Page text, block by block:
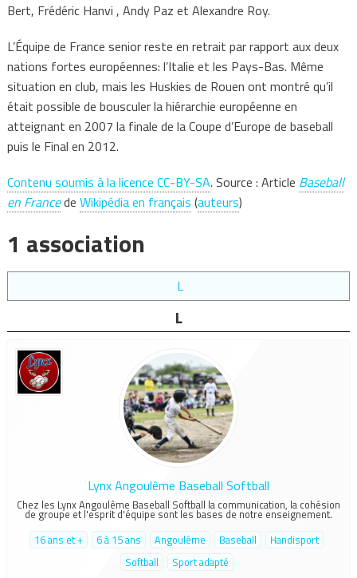
Bert, Frédéric Hanvi , Andy Paz et Alexandre Roy.
L’Équipe de France senior reste en retrait par rapport aux deux
nations fortes européennes: l’Italie et les Pays-Bas. Même
situation en club, mais les Huskies de Rouen ont montré qu’il
était possible de bousculer la hiérarchie européenne en
atteignant en 2007 la finale de la Coupe d’Europe de baseball
puis le Final en 2012.
Contenu soumis à la licence CC-BY-SA. Source : Article Baseball
en Francede Wikipédia en français (auteurs)
1 association
L
L
Lynx Angoulême Baseball Softball
Chez les Lynx Angoulême Baseball Softball la communication, la cohésion
de groupe et l'esprit d'équipe sont les bases de notre enseignement.
16 ans et +
6 à 15 ans Angoulême Baseball
Handisport
Softball
Sport adapté